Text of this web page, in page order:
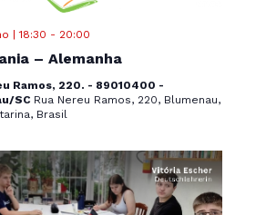
| 18:30 - 20:00
– Alemanha
Ramos, 220. - 89010400 -
SC Rua Nereu Ramos, 220, Blumenau,
Brasil